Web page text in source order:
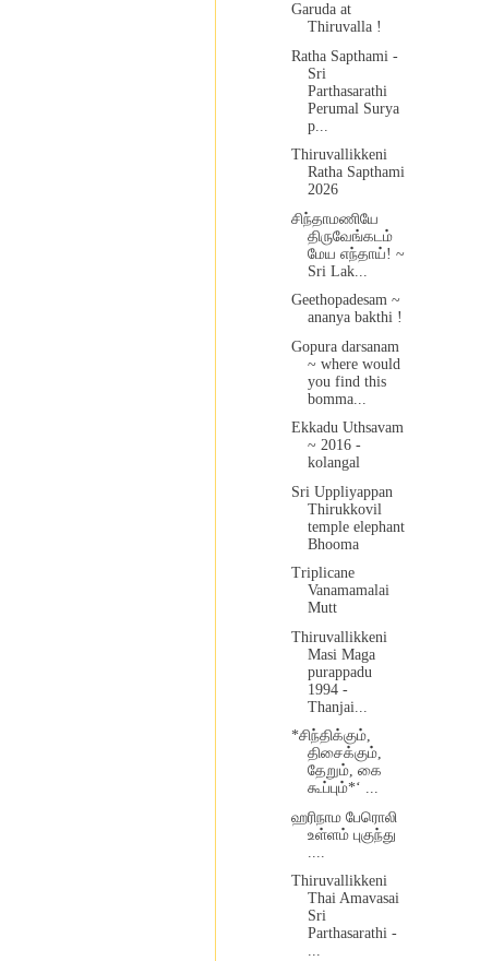
Garuda at
Thiruvalla !
Ratha Sapthami -
Sri
Parthasarathi
Perumal Surya
p...
Thiruvallikkeni
Ratha Sapthami
2026
சிந்தாமணியே
திருவேங்கடம்
மேய எந்தாய்! ~
Sri Lak...
Geethopadesam ~
ananya bakthi !
Gopura darsanam
~ where would
you find this
bomma...
Ekkadu Uthsavam
~ 2016 -
kolangal
Sri Uppliyappan
Thirukkovil
temple elephant
Bhooma
Triplicane
Vanamamalai
Mutt
Thiruvallikkeni
Masi Maga
purappadu
1994 -
Thanjai...
*சிந்திக்கும்,
திசைக்கும்,
தேறும், கை
கூப்பும்*‘ ...
ஹரிநாம பேரொலி
உள்ளம் புகுந்து
Thiruvallikkeni
Thai Amavasai
Sri
Parthasarathi -
...